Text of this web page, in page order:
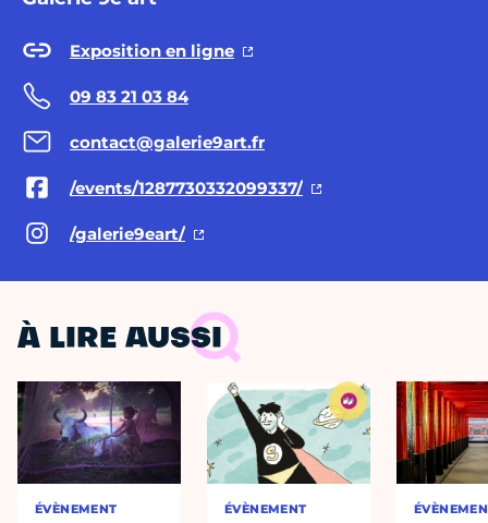
Exposition en ligne
09 83 21 03 84
contact@galerie9art.fr
/events/1287730332099337/
/galerie9eart/
À LIRE AUSSI
ÉVÈNEMENT ÉVÈNEMENT